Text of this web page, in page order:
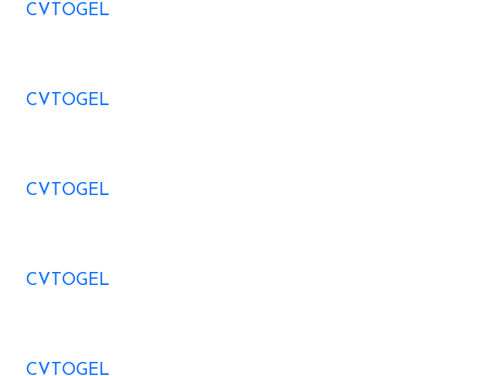
CVTOGEL
CVTOGEL
CVTOGEL
CVTOGEL
CVTOGEL